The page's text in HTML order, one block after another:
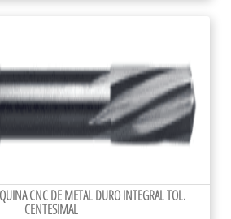
CNC DE METAL DURO INTEGRAL TOL.
CENTESIMAL